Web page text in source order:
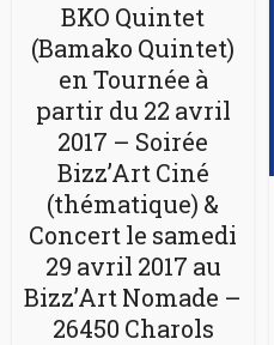
BKO Quintet
(Bamako Quintet)
en Tournée à
partir du 22 avril
2017 – Soirée
Bizz’Art Ciné
(thématique) &
Concert le samedi
29 avril 2017 au
Bizz’Art Nomade –
26450 Charols